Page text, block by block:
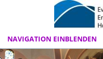
NAVIGATION EINBLENDEN